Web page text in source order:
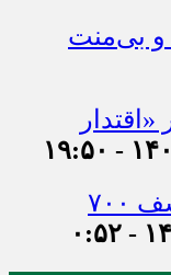
و بی‌منت
هلاکت چهار شرور مسلح وکشف ۷۰۰